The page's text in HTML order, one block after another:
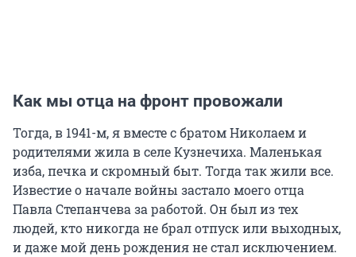
Как мы отца на фронт провожали
Тогда, в 1941-м, я вместе с братом Николаем и
родителями жила в селе Кузнечиха. Маленькая
изба, печка и скромный быт. Тогда так жили все.
Известие о начале войны застало моего отца
Павла Степанчева за работой. Он был из тех
людей, кто никогда не брал отпуск или выходных,
и даже мой день рождения не стал исключением.